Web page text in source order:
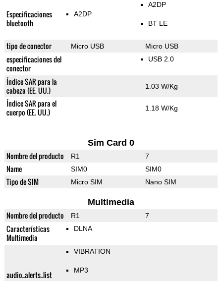
Especificaciones
bluetooth
A2DP
A2DP
BT LE
tipo de conector Micro USB Micro USB
especificaciones del
conector
USB 2.0
Índice SAR para la
cabeza (EE. UU.)
1.03 W/Kg
Índice SAR para el
cuerpo (EE. UU.)
1.18 W/Kg
Sim Card 0
Nombre del producto R1 7
Name SIM0 SIM0
Tipo de SIM Micro SIM Nano SIM
Multimedia
Nombre del producto R1 7
Características
Multimedia
DLNA
audio_alerts_list
VIBRATION
MP3